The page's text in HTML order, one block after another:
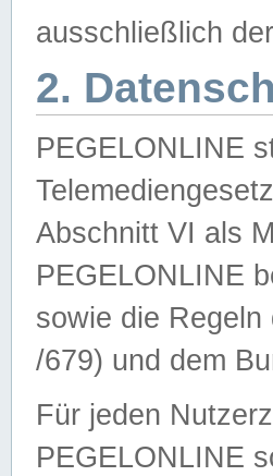
ausschließlich
2.
PEGELONLINE
Abschnitt VI als
PEGELONLINE
sowie die
/679) und dem
Für jeden
PEGELONLINE